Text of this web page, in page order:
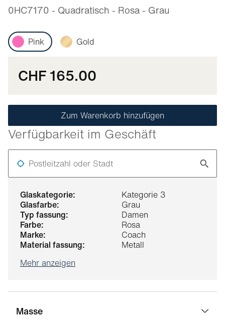
glaskategorie:
Kategorie 3
glasfarbe:
Grau
typ fassung:
Damen
farbe:
Rosa
marke:
Coach
material fassung:
Metall
Mehr anzeigen
Masse
0HC7170 - Quadratisch - Rosa - Grau
Pink Gold
CHF 165.00
Zum Warenkorb hinzufügen
Verfügbarkeit im Geschäft
Postleitzahl oder Stadt